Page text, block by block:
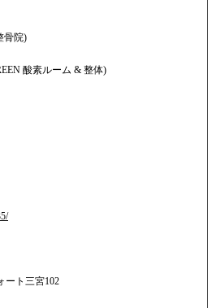
骨院)
酸素ルーム & 整体)
ート三宮102